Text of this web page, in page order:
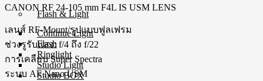
Flash & Light
Continue Light
Flash
Ringlight
Studio Light
Studio BOX
CANON RF 24-105 mm F4L IS USM LENS
เลนส์ RF-Mount/รูปแบบฟูลเฟรม
ช่วงรูรับแสง: f/4 ถึง f/22
การเคลือบ Super Spectra
ระบบ AF Nano USM